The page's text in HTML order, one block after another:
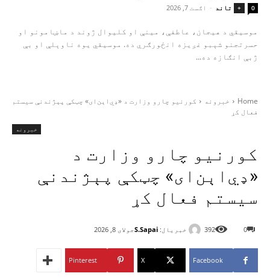
+ تاند - اګست 7, 2026 0
موسیقي د هیجان، عاطفې، مینې او کلیوال ژوند د ماښامونو او
حسرتجنو شېبو غږیزه انځورګري ده. موسیقي یوه ناوېلې او بې‌
ژبې انګازه ده...